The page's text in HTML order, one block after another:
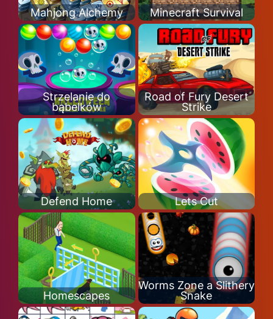
Mahjong Alchemy Minecraft Survival
Strzelanie do
bąbelków
Road of Fury Desert
Strike
Defend Home Lets Cut
Homescapes
Worms Zone a Slithery
Snake